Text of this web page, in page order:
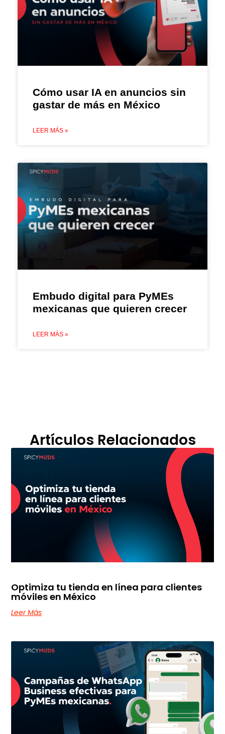
Cómo usar IA en anuncios sin
gastar de más en México
LEER MÁS »
Embudo digital para PyMEs
mexicanas que quieren crecer
LEER MÁS »
Artículos Relacionados
Optimiza tu tienda en línea para clientes
móviles en México
Leer Más